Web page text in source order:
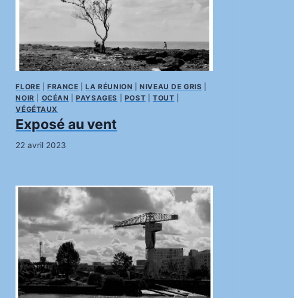
FLORE |FRANCE |LA RÉUNION |NIVEAU DE GRIS
NOIR
OCÉAN |PAYSAGES POST |TOUT
VÉGÉTAUX
Exposé au vent
22 avril 2023